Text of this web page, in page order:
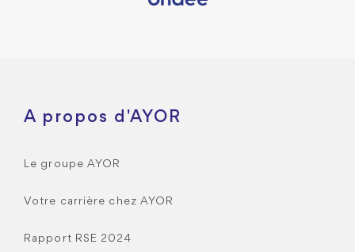
A propos d'AYOR
Le groupe AYOR
Votre carrière chez AYOR
Rapport RSE 2024